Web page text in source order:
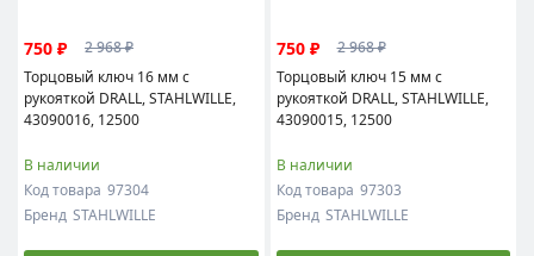
750 ₽
2 968 ₽
Торцовый ключ 16 мм с
рукояткой DRALL, STAHLWILLE,
43090016, 12500
В наличии
Код товара 97304
Бренд STAHLWILLE
750 ₽
2 968 ₽
Торцовый ключ 15 мм с
рукояткой DRALL, STAHLWILLE,
43090015, 12500
В наличии
Код товара 97303
Бренд STAHLWILLE